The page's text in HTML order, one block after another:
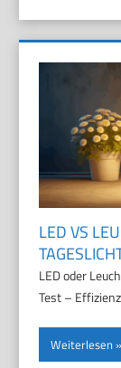
LED VS
LED oder
Test –
Weiterlesen